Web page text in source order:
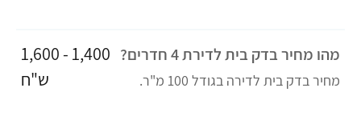
מהו מחיר בדק בית לדירת 4 חדרים?
מחיר בדק בית לדירה בגודל 100 מ"ר.
1,400 - 1,600
ש"ח